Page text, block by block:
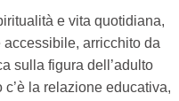
e vita quotidiana,
arricchito da
sulla figura dell’adulto
la relazione educativa,